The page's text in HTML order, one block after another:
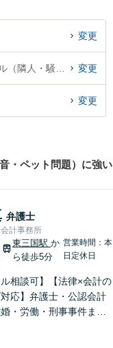
変更
変更
変更
・ペット問題）に強い
弁護士
計事務所
東三国駅か
ら徒歩5分
営業時間：本
日定休日
ル相談可】【法律×会計の
応】弁護士・公認会計
・労働・刑事事件まで